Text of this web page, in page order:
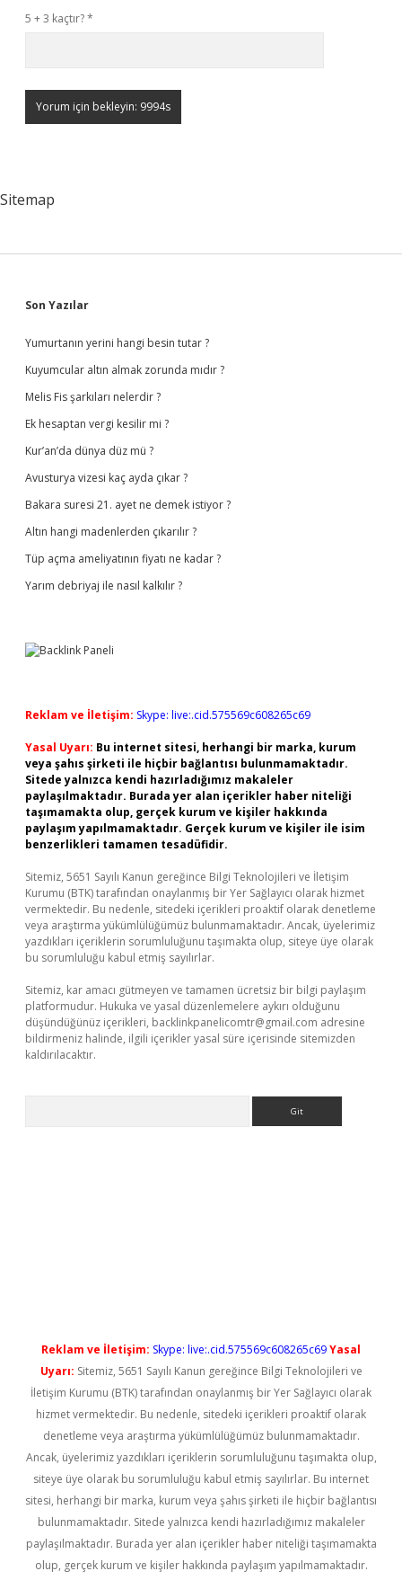
5 + 3 kaçtır?*
Sitemap
Sidebar
Son Yazılar
Yumurtanın yerini hangi besin tutar ?
Kuyumcular altın almak zorunda mıdır ?
Melis Fis şarkıları nelerdir ?
Ek hesaptan vergi kesilir mi ?
Kur’an’da dünya düz mü ?
Avusturya vizesi kaç ayda çıkar ?
Bakara suresi 21. ayet ne demek istiyor ?
Altın hangi madenlerden çıkarılır ?
Tüp açma ameliyatının fiyatı ne kadar ?
Yarım debriyaj ile nasıl kalkılır ?
Reklam ve İletişim: Skype: live:.cid.575569c608265c69
Yasal Uyarı: Bu internet sitesi, herhangi bir marka, kurum
veya şahıs şirketi ile hiçbir bağlantısı bulunmamaktadır.
Sitede yalnızca kendi hazırladığımız makaleler
paylaşılmaktadır. Burada yer alan içerikler haber niteliği
taşımamakta olup, gerçek kurum ve kişiler hakkında
paylaşım yapılmamaktadır. Gerçek kurum ve kişiler ile isim
benzerlikleri tamamen tesadüfidir.
Sitemiz, 5651 Sayılı Kanun gereğince Bilgi Teknolojileri ve İletişim
Kurumu (BTK) tarafından onaylanmış bir Yer Sağlayıcı olarak hizmet
vermektedir. Bu nedenle, sitedeki içerikleri proaktif olarak denetleme
veya araştırma yükümlülüğümüz bulunmamaktadır. Ancak, üyelerimiz
yazdıkları içeriklerin sorumluluğunu taşımakta olup, siteye üye olarak
bu sorumluluğu kabul etmiş sayılırlar.
Sitemiz, kar amacı gütmeyen ve tamamen ücretsiz bir bilgi paylaşım
platformudur. Hukuka ve yasal düzenlemelere aykırı olduğunu
düşündüğünüz içerikleri, backlinkpanelicomtr@gmail.com adresine
bildirmeniz halinde, ilgili içerikler yasal süre içerisinde sitemizden
kaldırılacaktır.
Reklam ve İletişim: Skype: live:.cid.575569c608265c69Yasal
Uyarı: Sitemiz, 5651 Sayılı Kanun gereğince Bilgi Teknolojileri ve
İletişim Kurumu (BTK) tarafından onaylanmış bir Yer Sağlayıcı olarak
hizmet vermektedir. Bu nedenle, sitedeki içerikleri proaktif olarak
denetleme veya araştırma yükümlülüğümüz bulunmamaktadır.
Ancak, üyelerimiz yazdıkları içeriklerin sorumluluğunu taşımakta olup,
siteye üye olarak bu sorumluluğu kabul etmiş sayılırlar. Bu internet
sitesi, herhangi bir marka, kurum veya şahıs şirketi ile hiçbir bağlantısı
bulunmamaktadır. Sitede yalnızca kendi hazırladığımız makaleler
paylaşılmaktadır. Burada yer alan içerikler haber niteliği taşımamakta
olup, gerçek kurum ve kişiler hakkında paylaşım yapılmamaktadır.